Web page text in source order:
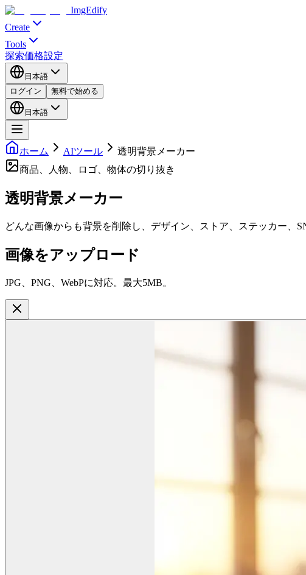
ImgEdify
Create
Tools
探索価格設定
日本語
ログイン
無料で始める
日本語
ホーム AIツール
透明背景メーカー
商品、人物、ロゴ、物体の切り抜き
透明背景メーカー
どんな画像からも背景を削除し、デザイン、ストア、ステッカー、
画像をアップロード
JPG、PNG、WebPに対応。最大5MB。